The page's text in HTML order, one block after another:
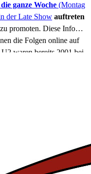
ganze Woche (Montag
derLate Show auftreten
promoten. Diese Info
die Folgen online auf
U2 waren bereits 2001 bei